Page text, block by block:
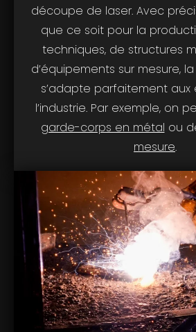
découpe de laser. Avec
que ce soit pour la
techniques, de structures
d’équipements sur mesure,
s’adapte parfaitement aux
l’industrie. Par exemple, on
garde-corps en métal ou
mesure.